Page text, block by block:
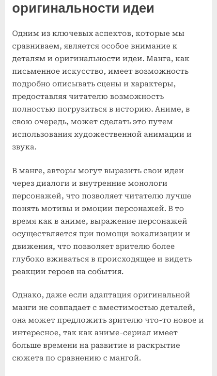
оригинальности идеи
Одним из ключевых аспектов, которые мы
сравниваем, является особое внимание к
деталям и оригинальности идеи. Манга, как
письменное искусство, имеет возможность
подробно описывать сцены и характеры,
предоставляя читателю возможность
полностью погрузиться в историю. Аниме, в
свою очередь, может сделать это путем
использования художественной анимации и
звука.
В манге, авторы могут выразить свои идеи
через диалоги и внутренние монологи
персонажей, что позволяет читателю лучше
понять мотивы и эмоции персонажей. В то
время как в аниме, выражение персонажей
осуществляется при помощи вокализации и
движения, что позволяет зрителю более
глубоко вживаться в происходящее и видеть
реакции героев на события.
Однако, даже если адаптация оригинальной
манги не совпадает с вместимостью деталей,
она может предложить зрителю что-то новое и
интересное, так как аниме-сериал имеет
больше времени на развитие и раскрытие
сюжета по сравнению с мангой.